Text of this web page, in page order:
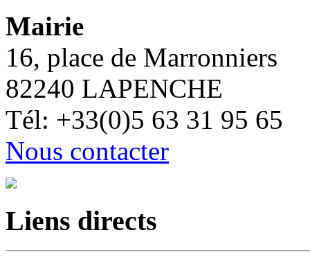
Mairie
16, place de Marronniers
82240 LAPENCHE
Tél: +33(0)5 63 31 95 65
Nous contacter
Liens directs